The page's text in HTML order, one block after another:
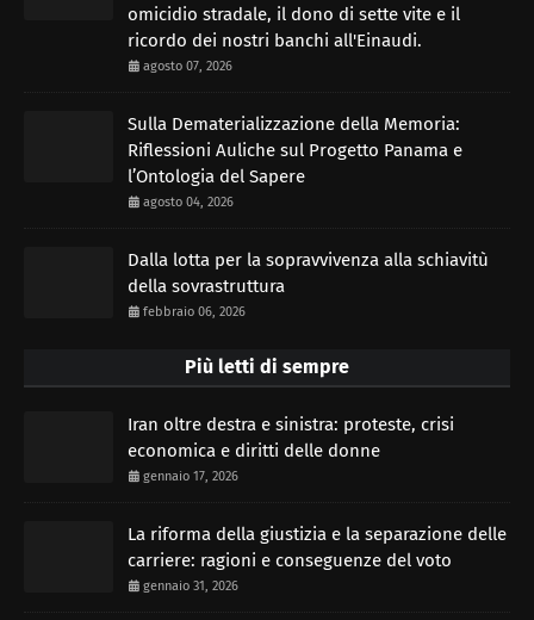
omicidio stradale, il dono di sette vite e il
ricordo dei nostri banchi all'Einaudi.
agosto 07, 2026
Sulla Dematerializzazione della Memoria:
Riflessioni Auliche sul Progetto Panama e
l’Ontologia del Sapere
agosto 04, 2026
Dalla lotta per la sopravvivenza alla schiavitù
della sovrastruttura
febbraio 06, 2026
Più letti di sempre
Iran oltre destra e sinistra: proteste, crisi
economica e diritti delle donne
gennaio 17, 2026
La riforma della giustizia e la separazione delle
carriere: ragioni e conseguenze del voto
gennaio 31, 2026